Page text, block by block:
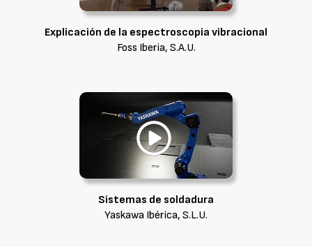
Explicación de la espectroscopia vibracional
Foss Iberia, S.A.U.
Sistemas de soldadura
Yaskawa Ibérica, S.L.U.